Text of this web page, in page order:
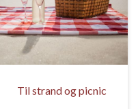
Til strand og picnic